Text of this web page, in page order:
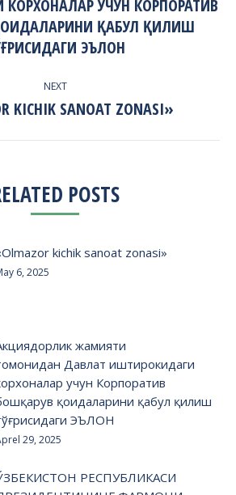
Previous
post:
УЧУН КОРПОРАТИВ
ҚАБУЛ ҚИЛИШ
ЭЪЛОН
NEXT
Next
KICHIK SANOAT ZONASI»
POSTS
kichik sanoat zonasi»
6, 2025
жамияти
Давлат иштирокидаги
учун Корпоратив
қоидаларини қабул қилиш
ЭЪЛОН
29, 2025
РЕСПУБЛИКАСИ